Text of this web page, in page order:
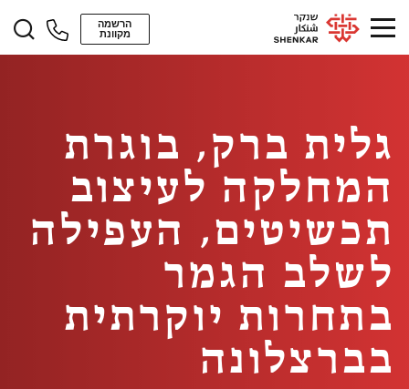
הרשמה
מקוונת
גלית ברק, בוגרת
המחלקה לעיצוב
תכשיטים, העפילה
לשלב הגמר
בתחרות יוקרתית
בברצלונה